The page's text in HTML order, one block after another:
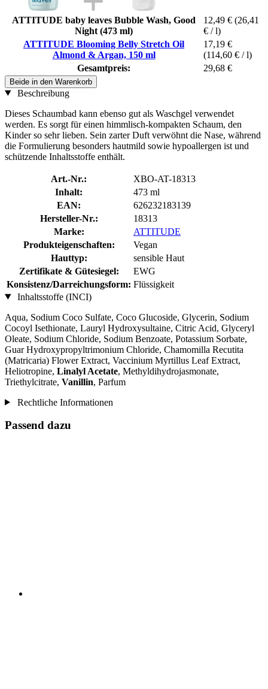
ATTITUDE baby leaves Bubble Wash, Good
Night (473 ml)
12,49 € (26,41
€ / l)
ATTITUDE Blooming Belly Stretch Oil
Almond & Argan, 150 ml
17,19 €
(114,60 € / l)
Gesamtpreis:
29,68 €
Beide in den Warenkorb
Beschreibung
Dieses Schaumbad kann ebenso gut als Waschgel verwendet
werden. Es sorgt für einen himmlisch-kompakten Schaum, den
Kinder so sehr lieben. Sein zarter Duft verwöhnt die Nase, während
die Formulierung besonders hautmild sowie hypoallergen ist und
schützende Inhaltsstoffe enthält.
Art.-Nr.:
XBO-AT-18313
Inhalt:
473 ml
EAN:
626232183139
Hersteller-Nr.:
18313
Marke:
ATTITUDE
Produkteigenschaften:
Vegan
Hauttyp:
sensible Haut
Zertifikate & Gütesiegel:
EWG
Konsistenz/Darreichungsform: Flüssigkeit
Inhaltsstoffe (INCI)
Aqua, Sodium Coco­ Sulfate, Coco Glucoside, Glycerin, Sodium
Cocoyl Isethionate, Lauryl Hydroxysultaine, Citric Acid, Glyceryl
Oleate, Sodium Chloride, Sodium Benzoate, Potassium Sorbate,
Guar Hydroxypropyltrimonium Chloride, Chamomilla Recutita
(Matricaria) Flower Extract, Vaccinium Myrtillus Leaf Extract,
Heliotropine, Linalyl Acetate, Methyldihydrojasmonate,
Triethylcitrate, Vanillin, Parfum
Rechtliche Informationen
Passend dazu